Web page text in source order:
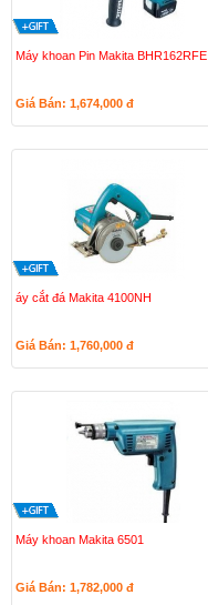
Máy khoan Pin Makita BHR162RFE
Giá Bán: 1,674,000 đ
áy cắt đá Makita 4100NH
Giá Bán: 1,760,000 đ
Máy khoan Makita 6501
Giá Bán: 1,782,000 đ